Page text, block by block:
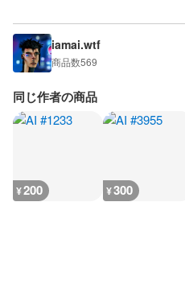
iamai.wtf
商品数569
同じ作者の商品
¥200 ¥300